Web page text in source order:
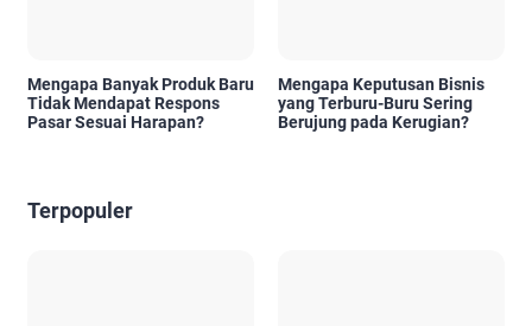
Mengapa Banyak Produk Baru
Tidak Mendapat Respons
Pasar Sesuai Harapan?
Mengapa Keputusan Bisnis
yang Terburu-Buru Sering
Berujung pada Kerugian?
Terpopuler